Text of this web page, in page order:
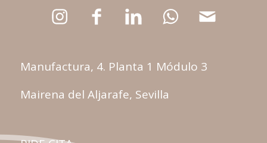
Manufactura, 4. Planta 1 Módulo 3
Mairena del Aljarafe, Sevilla